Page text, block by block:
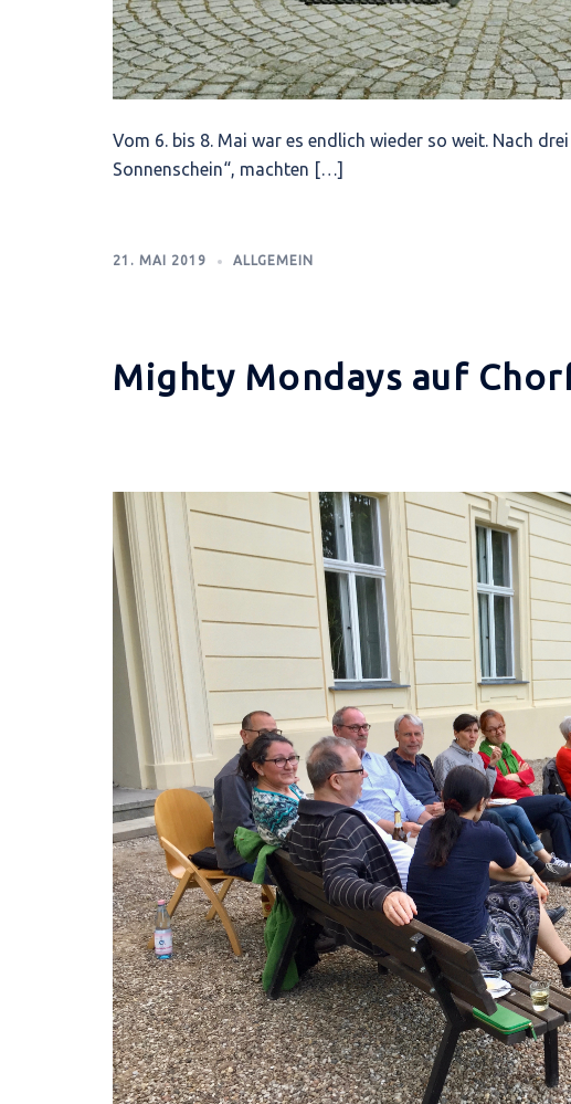
Vom 6. bis 8. Mai war es endlich wieder so weit. Nach
Sonnenschein“, machten […]
21. MAI 2019 ALLGEMEIN
Mighty Mondays auf